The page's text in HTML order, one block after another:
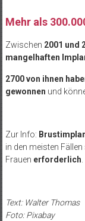
Mehr als
Zwischen 2001 und
mangelhaften
2700 von ihnen
gewonnen und
Zur Info:
in den meisten
Frauen erforderlich
Text: Walter Thomas
Foto: Pixabay